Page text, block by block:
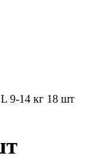
9-14 кг 18 шт